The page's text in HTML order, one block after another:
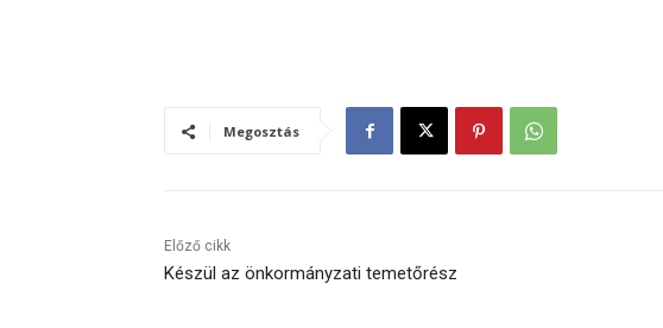
Megosztás
Előző cikk
Készül az önkormányzati temetőrész